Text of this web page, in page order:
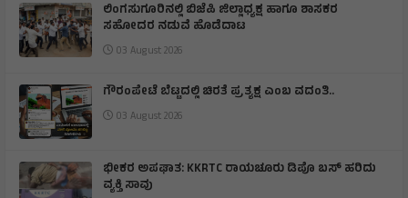
ಲಿಂಗಸುಗೂರಿನಲ್ಲಿ ಬಿಜೆಪಿ ಜಿಲ್ಲಾಧ್ಯಕ್ಷ ಹಾಗೂ ಶಾಸಕರ
ಸಹೋದರ ನಡುವೆ ಹೊಡೆದಾಟ
03 August 2026
ಗೌರಂಪೇಟೆ ಬೆಟ್ಟದಲ್ಲಿ ಚಿರತೆ ಪ್ರತ್ಯಕ್ಷ ಎಂಬ ವದಂತಿ..
03 August 2026
ಭೀಕರ ಅಪಘಾತ: KKRTC ರಾಯಚೂರು ಡಿಪೊ ಬಸ್ ಹರಿದು
ವ್ಯಕ್ತಿ ಸಾವು